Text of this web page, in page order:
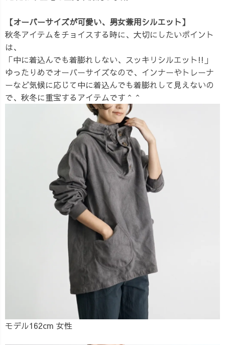
【オーバーサイズが可愛い、男女兼用シルエット】
秋冬アイテムをチョイスする時に、大切にしたいポイント
は、
「中に着込んでも着膨れしない、スッキリシルエット!!」
ゆったりめでオーバーサイズなので、インナーやトレーナ
ーなど気候に応じて中に着込んでも着膨れして見えないの
で、秋冬に重宝するアイテムです＾＾
モデル162cm 女性